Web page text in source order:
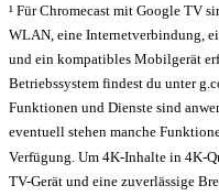
¹ Für Chromecast mit Google TV
WLAN, eine Internetverbindung,
und ein kompatibles Mobilgerät
Betriebssystem findest du unter
Funktionen und Dienste sind
eventuell stehen manche
Verfügung. Um 4K-Inhalte in 4K-
TV-Gerät und eine zuverlässige